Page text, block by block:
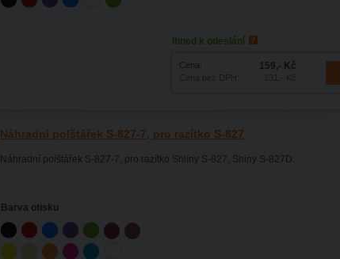
Ihned k odeslání
Cena: 159,- Kč
Náhradní polštářek S-827-7, pro razítko S-827
Náhradní polštářek S-827-7, pro razítko Shiíny S-827, Shiny S-827D.
Barva otisku